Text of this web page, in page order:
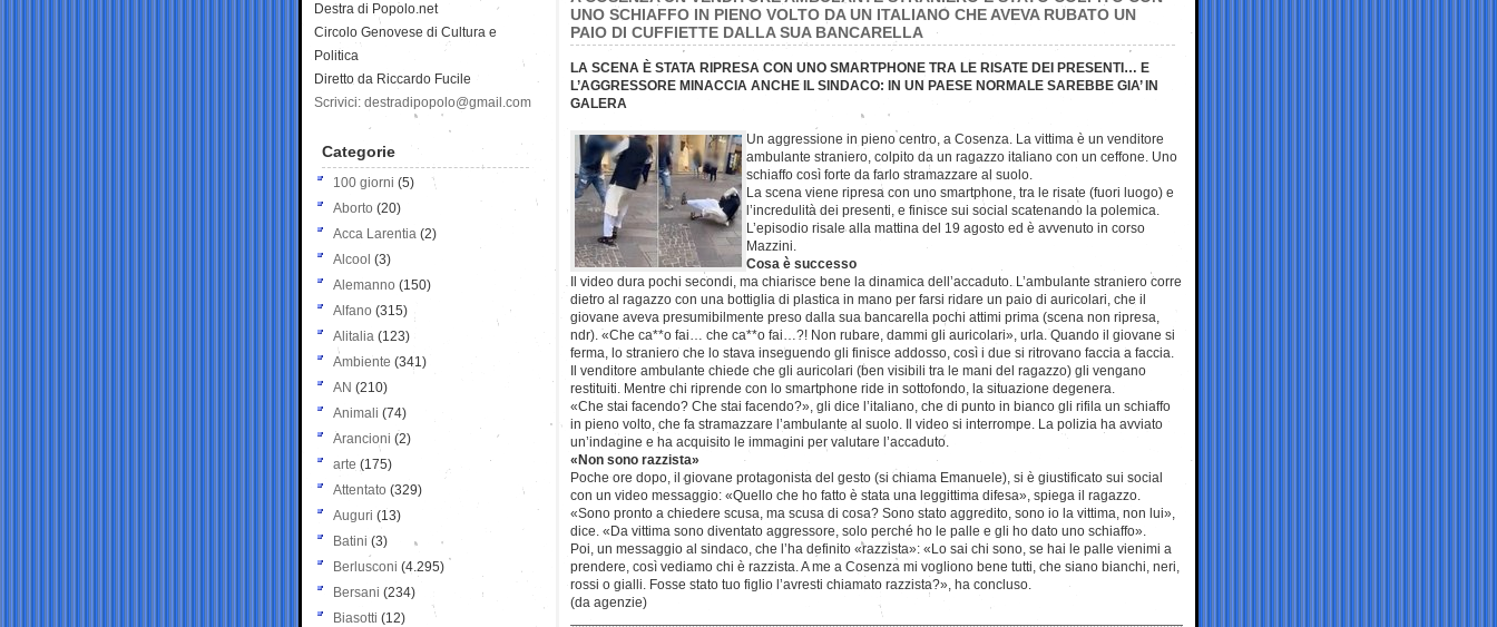
UNO SCHIAFFO IN PIENO VOLTO DA UN ITALIANO CHE AVEVA RUBATO UN
PAIO DI CUFFIETTE DALLA SUA BANCARELLA
LA SCENA È STATA RIPRESA CON UNO SMARTPHONE TRA LE RISATE DEI PRESENTI… E
L’AGGRESSORE MINACCIA ANCHE IL SINDACO: IN UN PAESE NORMALE SAREBBE GIA’ IN
GALERA
Un aggressione in pieno centro, a Cosenza. La vittima è un venditore
ambulante straniero, colpito da un ragazzo italiano con un ceffone. Uno
schiaffo così forte da farlo stramazzare al suolo.
La scena viene ripresa con uno smartphone, tra le risate (fuori luogo) e
l’incredulità dei presenti, e finisce sui social scatenando la polemica.
L’episodio risale alla mattina del 19 agosto ed è avvenuto in corso
Mazzini.
Cosa è successo
Il video dura pochi secondi, ma chiarisce bene la dinamica dell’accaduto. L’ambulante straniero corre
dietro al ragazzo con una bottiglia di plastica in mano per farsi ridare un paio di auricolari, che il
giovane aveva presumibilmente preso dalla sua bancarella pochi attimi prima (scena non ripresa,
ndr). «Che ca**o fai… che ca**o fai…?! Non rubare, dammi gli auricolari», urla. Quando il giovane si
ferma, lo straniero che lo stava inseguendo gli finisce addosso, così i due si ritrovano faccia a faccia.
Il venditore ambulante chiede che gli auricolari (ben visibili tra le mani del ragazzo) gli vengano
restituiti. Mentre chi riprende con lo smartphone ride in sottofondo, la situazione degenera.
«Che stai facendo? Che stai facendo?», gli dice l’italiano, che di punto in bianco gli rifila un schiaffo
in pieno volto, che fa stramazzare l’ambulante al suolo. Il video si interrompe. La polizia ha avviato
un’indagine e ha acquisito le immagini per valutare l’accaduto.
«Non sono razzista»
Poche ore dopo, il giovane protagonista del gesto (si chiama Emanuele), si è giustificato sui social
con un video messaggio: «Quello che ho fatto è stata una leggittima difesa», spiega il ragazzo.
«Sono pronto a chiedere scusa, ma scusa di cosa? Sono stato aggredito, sono io la vittima, non lui»,
dice. «Da vittima sono diventato aggressore, solo perché ho le palle e gli ho dato uno schiaffo».
Poi, un messaggio al sindaco, che l’ha definito «razzista»: «Lo sai chi sono, se hai le palle vienimi a
prendere, così vediamo chi è razzista. A me a Cosenza mi vogliono bene tutti, che siano bianchi, neri,
rossi o gialli. Fosse stato tuo figlio l’avresti chiamato razzista?», ha concluso.
(da agenzie)
Destra di Popolo.net
Circolo Genovese di Cultura e
Politica
Diretto da Riccardo Fucile
Scrivici: destradipopolo@gmail.com
Categorie
100 giorni (5)
Aborto (20)
Acca Larentia (2)
Alcool (3)
Alemanno (150)
Alfano (315)
Alitalia (123)
Ambiente (341)
AN (210)
Animali (74)
Arancioni (2)
arte (175)
Attentato (329)
Auguri (13)
Batini (3)
Berlusconi (4.295)
Bersani (234)
Biasotti (12)